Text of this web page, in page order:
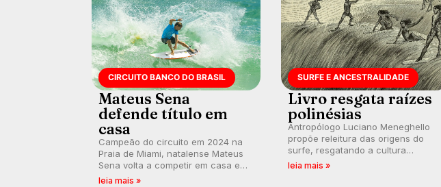
CIRCUITO BANCO DO BRASIL
Mateus Sena
defende título em
casa
Campeão do circuito em 2024 na
Praia de Miami, natalense Mateus
Sena volta a competir em casa em
busca de manter a hegemonia
leia mais »
SURFE E ANCESTRALIDADE
Livro resgata raízes
polinésias
Antropólogo Luciano Meneghello
propõe releitura das origens do
surfe, resgatando a cultura
polinésia e questionando a visão
leia mais »